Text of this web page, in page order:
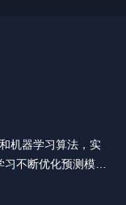
机器学习算法，实
习不断优化预测模